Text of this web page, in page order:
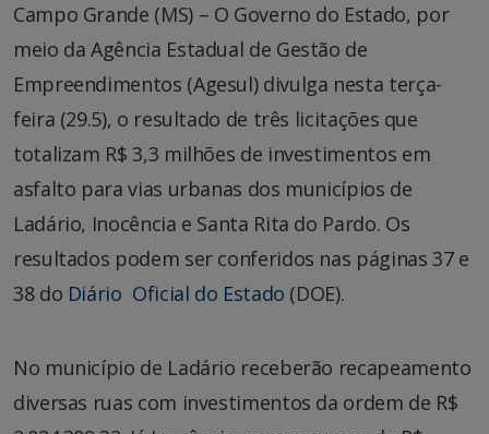
Campo Grande (MS) – O Governo do Estado, por
meio da Agência Estadual de Gestão de
Empreendimentos (Agesul) divulga nesta terça-
feira (29.5), o resultado de três licitações que
totalizam R$ 3,3 milhões de investimentos em
asfalto para vias urbanas dos municípios de
Ladário, Inocência e Santa Rita do Pardo. Os
resultados podem ser conferidos nas páginas 37 e
38 do Diário Oficial do Estado (DOE).
No município de Ladário receberão recapeamento
diversas ruas com investimentos da ordem de R$